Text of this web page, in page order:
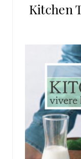
sito
Kitchen